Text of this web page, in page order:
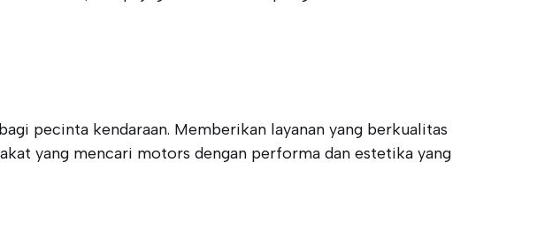
pecinta kendaraan. Memberikan layanan yang berkualitas
yang mencari motors dengan performa dan estetika yang